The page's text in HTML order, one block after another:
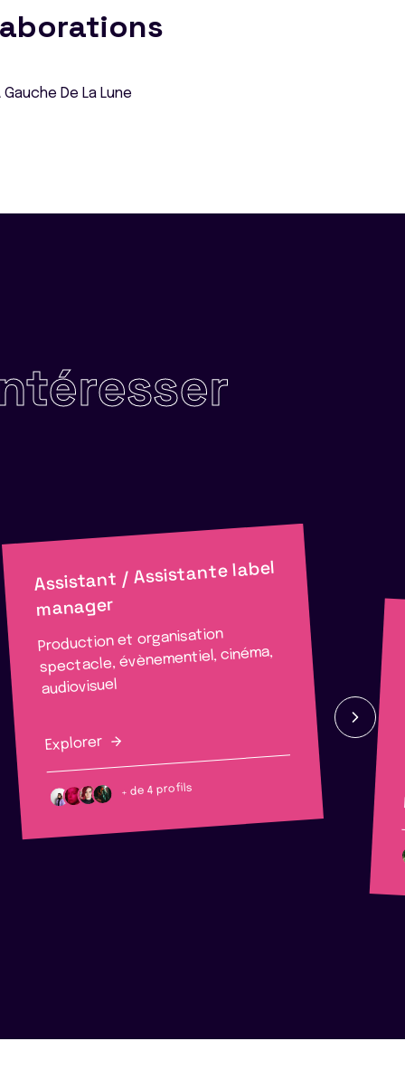
Gauche De La Lune
Assistant / Assistante label
manager
Production et organisation
spectacle, évènementiel, cinéma,
audiovisuel
Explorer
+ de 4 profils